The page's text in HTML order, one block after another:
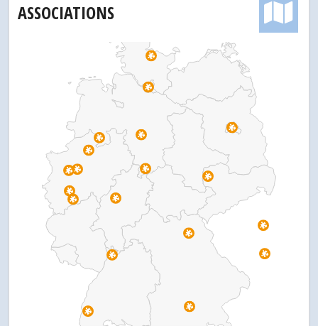
ASSOCIATIONS